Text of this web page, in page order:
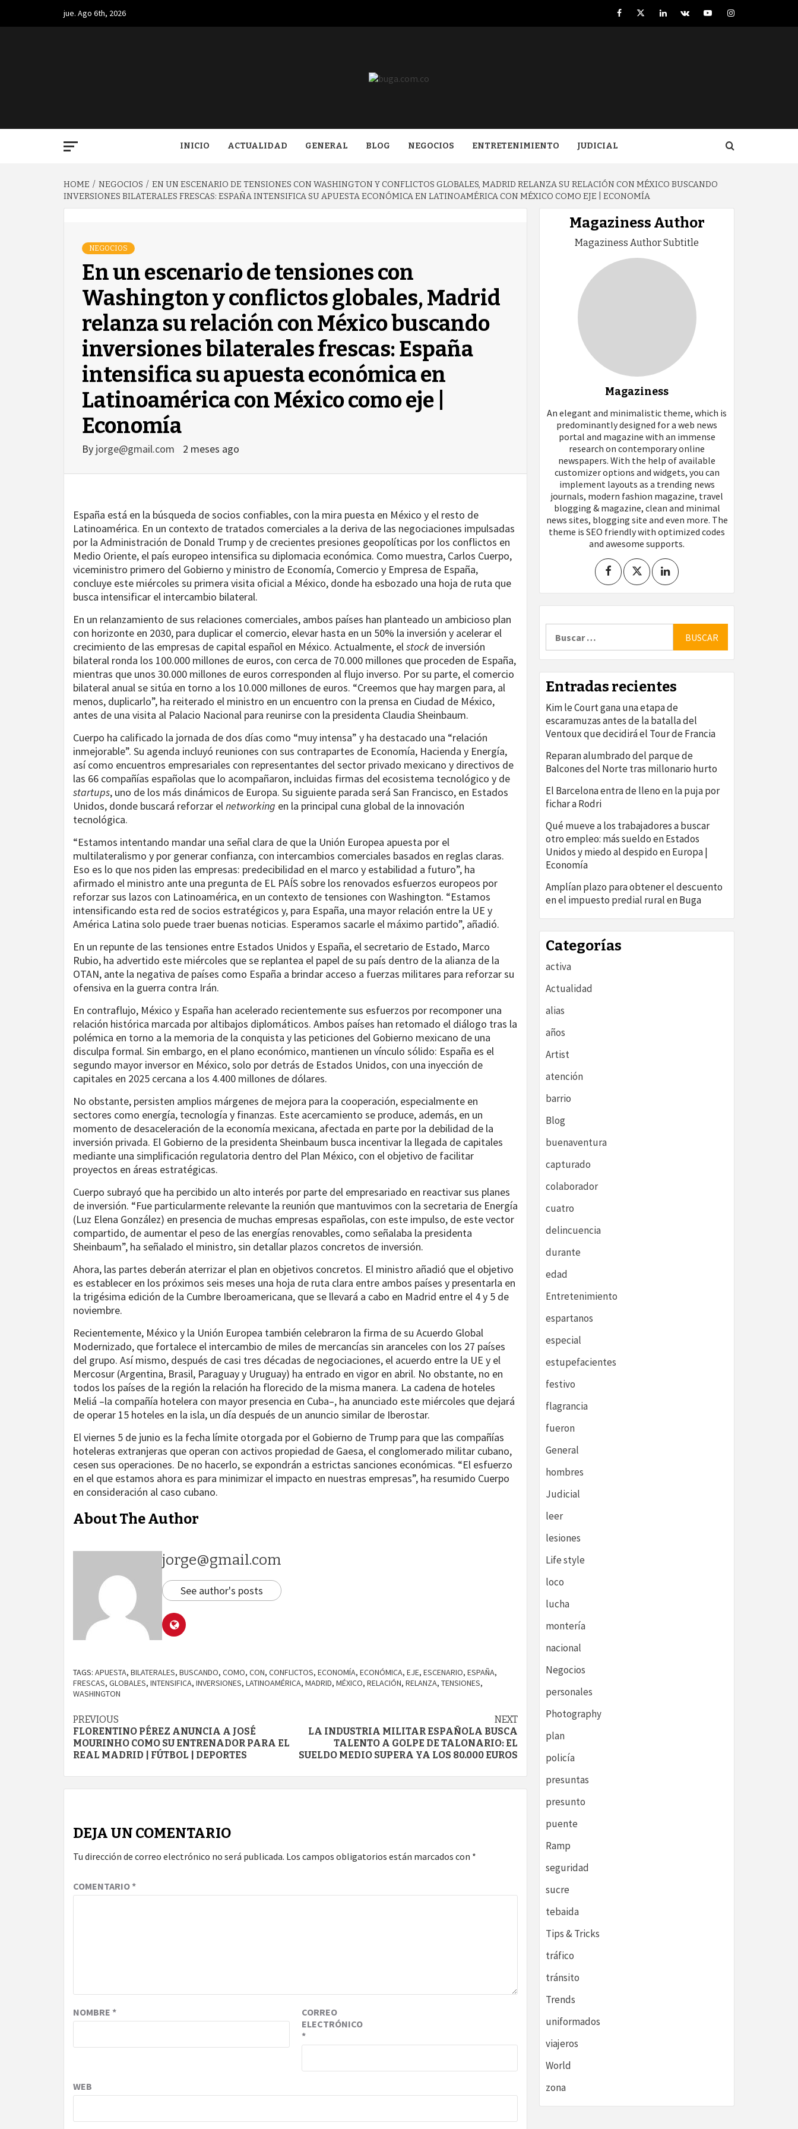
content
jue. Ago 6th, 2026 FacebookTwitterLinkedIn
VK YouTubeInstagram
BUGA.COM.CO
INICIO ACTUALIDAD GENERAL BLOG NEGOCIOS ENTRETENIMIENTO JUDICIAL
HOME NEGOCIOS
EN UN ESCENARIO DE TENSIONES CON WASHINGTON Y CONFLICTOS GLOBALES, MADRID RELANZA SU RELACIÓN CON MÉXICO BUSCANDO
INVERSIONES BILATERALES FRESCAS: ESPAÑA INTENSIFICA SU APUESTA ECONÓMICA EN LATINOAMÉRICA CON MÉXICO COMO EJE | ECONOMÍA
NEGOCIOS
En un escenario de tensiones con
Washington y conflictos globales, Madrid
relanza su relación con México buscando
inversiones bilaterales frescas: España
intensifica su apuesta económica en
Latinoamérica con México como eje |
Economía
By jorge@gmail.com 2 meses ago
España está en la búsqueda de socios confiables, con la mira puesta en México y el resto de
Latinoamérica. En un contexto de tratados comerciales a la deriva de las negociaciones impulsadas
por la Administración de Donald Trump y de crecientes presiones geopolíticas por los conflictos en
Medio Oriente, el país europeo intensifica su diplomacia económica. Como muestra, Carlos Cuerpo,
viceministro primero del Gobierno y ministro de Economía, Comercio y Empresa de España,
concluye este miércoles su primera visita oficial a México, donde ha esbozado una hoja de ruta que
busca intensificar el intercambio bilateral.
En un relanzamiento de sus relaciones comerciales, ambos países han planteado un ambicioso plan
con horizonte en 2030, para duplicar el comercio, elevar hasta en un 50% la inversión y acelerar el
crecimiento de las empresas de capital español en México. Actualmente, elstock de inversión
bilateral ronda los 100.000 millones de euros, con cerca de 70.000 millones que proceden de España,
mientras que unos 30.000 millones de euros corresponden al flujo inverso. Por su parte, el comercio
bilateral anual se sitúa en torno a los 10.000 millones de euros. “Creemos que hay margen para, al
menos, duplicarlo”, ha reiterado el ministro en un encuentro con la prensa en Ciudad de México,
antes de una visita al Palacio Nacional para reunirse con la presidenta Claudia Sheinbaum.
Cuerpo ha calificado la jornada de dos días como “muy intensa” y ha destacado una “relación
inmejorable”. Su agenda incluyó reuniones con sus contrapartes de Economía, Hacienda y Energía,
así como encuentros empresariales con representantes del sector privado mexicano y directivos de
las 66 compañías españolas que lo acompañaron, incluidas firmas del ecosistema tecnológico y de
startups, uno de los más dinámicos de Europa. Su siguiente parada será San Francisco, en Estados
Unidos, donde buscará reforzar elnetworking en la principal cuna global de la innovación
tecnológica.
“Estamos intentando mandar una señal clara de que la Unión Europea apuesta por el
multilateralismo y por generar confianza, con intercambios comerciales basados en reglas claras.
Eso es lo que nos piden las empresas: predecibilidad en el marco y estabilidad a futuro”, ha
afirmado el ministro ante una pregunta de EL PAÍS sobre los renovados esfuerzos europeos por
reforzar sus lazos con Latinoamérica, en un contexto de tensiones con Washington. “Estamos
intensificando esta red de socios estratégicos y, para España, una mayor relación entre la UE y
América Latina solo puede traer buenas noticias. Esperamos sacarle el máximo partido”, añadió.
En un repunte de las tensiones entre Estados Unidos y España, el secretario de Estado, Marco
Rubio, ha advertido este miércoles que se replantea el papel de su país dentro de la alianza de la
OTAN, ante la negativa de países como España a brindar acceso a fuerzas militares para reforzar su
ofensiva en la guerra contra Irán.
En contraflujo, México y España han acelerado recientemente sus esfuerzos por recomponer una
relación histórica marcada por altibajos diplomáticos. Ambos países han retomado el diálogo tras la
polémica en torno a la memoria de la conquista y las peticiones del Gobierno mexicano de una
disculpa formal. Sin embargo, en el plano económico, mantienen un vínculo sólido: España es el
segundo mayor inversor en México, solo por detrás de Estados Unidos, con una inyección de
capitales en 2025 cercana a los 4.400 millones de dólares.
No obstante, persisten amplios márgenes de mejora para la cooperación, especialmente en
sectores como energía, tecnología y finanzas. Este acercamiento se produce, además, en un
momento de desaceleración de la economía mexicana, afectada en parte por la debilidad de la
inversión privada. El Gobierno de la presidenta Sheinbaum busca incentivar la llegada de capitales
mediante una simplificación regulatoria dentro del Plan México, con el objetivo de facilitar
proyectos en áreas estratégicas.
Cuerpo subrayó que ha percibido un alto interés por parte del empresariado en reactivar sus planes
de inversión. “Fue particularmente relevante la reunión que mantuvimos con la secretaria de Energía
(Luz Elena González) en presencia de muchas empresas españolas, con este impulso, de este vector
compartido, de aumentar el peso de las energías renovables, como señalaba la presidenta
Sheinbaum”, ha señalado el ministro, sin detallar plazos concretos de inversión.
Ahora, las partes deberán aterrizar el plan en objetivos concretos. El ministro añadió que el objetivo
es establecer en los próximos seis meses una hoja de ruta clara entre ambos países y presentarla en
la trigésima edición de la Cumbre Iberoamericana, que se llevará a cabo en Madrid entre el 4 y 5 de
noviembre.
Recientemente, México y la Unión Europea también celebraron la firma de su Acuerdo Global
Modernizado, que fortalece el intercambio de miles de mercancías sin aranceles con los 27 países
del grupo. Así mismo, después de casi tres décadas de negociaciones, el acuerdo entre la UE y el
Mercosur (Argentina, Brasil, Paraguay y Uruguay) ha entrado en vigor en abril. No obstante, no en
todos los países de la región la relación ha florecido de la misma manera. La cadena de hoteles
Meliá –la compañía hotelera con mayor presencia en Cuba–, ha anunciado este miércoles que dejará
de operar 15 hoteles en la isla, un día después de un anuncio similar de Iberostar.
El viernes 5 de junio es la fecha límite otorgada por el Gobierno de Trump para que las compañías
hoteleras extranjeras que operan con activos propiedad de Gaesa, el conglomerado militar cubano,
cesen sus operaciones. De no hacerlo, se expondrán a estrictas sanciones económicas. “El esfuerzo
en el que estamos ahora es para minimizar el impacto en nuestras empresas”, ha resumido Cuerpo
en consideración al caso cubano.
About The Author
jorge@gmail.com
See author's posts
TAGS: APUESTA, BILATERALES, BUSCANDO, COMO, CON, CONFLICTOS, ECONOMÍA, ECONÓMICA, EJE, ESCENARIO, ESPAÑA,
FRESCAS, GLOBALES, INTENSIFICA, INVERSIONES, LATINOAMÉRICA, MADRID, MÉXICO, RELACIÓN, RELANZA, TENSIONES,
WASHINGTON
Continue
Reading
PREVIOUS
FLORENTINO PÉREZ ANUNCIA A JOSÉ
MOURINHO COMO SU ENTRENADOR PARA EL
REAL MADRID | FÚTBOL | DEPORTES
NEXT
LA INDUSTRIA MILITAR ESPAÑOLA BUSCA
TALENTO A GOLPE DE TALONARIO: EL
SUELDO MEDIO SUPERA YA LOS 80.000 EUROS
DEJA UN COMENTARIO
Tu dirección de correo electrónico no será publicada. Los campos obligatorios están marcados con *
COMENTARIO*
NOMBRE *
CORREO
ELECTRÓNICO
*
WEB
Magaziness Author
Magaziness Author Subtitle
Magaziness
An elegant and minimalistic theme, which is
predominantly designed for a web news
portal and magazine with an immense
research on contemporary online
newspapers. With the help of available
customizer options and widgets, you can
implement layouts as a trending news
journals, modern fashion magazine, travel
blogging & magazine, clean and minimal
news sites, blogging site and even more. The
theme is SEO friendly with optimized codes
and awesome supports.
Entradas recientes
Kim le Court gana una etapa de
escaramuzas antes de la batalla del
Ventoux que decidirá el Tour de Francia
Reparan alumbrado del parque de
Balcones del Norte tras millonario hurto
El Barcelona entra de lleno en la puja por
fichar a Rodri
Qué mueve a los trabajadores a buscar
otro empleo: más sueldo en Estados
Unidos y miedo al despido en Europa |
Economía
Amplían plazo para obtener el descuento
en el impuesto predial rural en Buga
Categorías
activa
Actualidad
alias
años
Artist
atención
barrio
Blog
buenaventura
capturado
colaborador
cuatro
delincuencia
durante
edad
Entretenimiento
espartanos
especial
estupefacientes
festivo
flagrancia
fueron
General
hombres
Judicial
leer
lesiones
Life style
loco
lucha
montería
nacional
Negocios
personales
Photography
plan
policía
presuntas
presunto
puente
Ramp
seguridad
sucre
tebaida
Tips & Tricks
tráfico
tránsito
Trends
uniformados
viajeros
World
zona